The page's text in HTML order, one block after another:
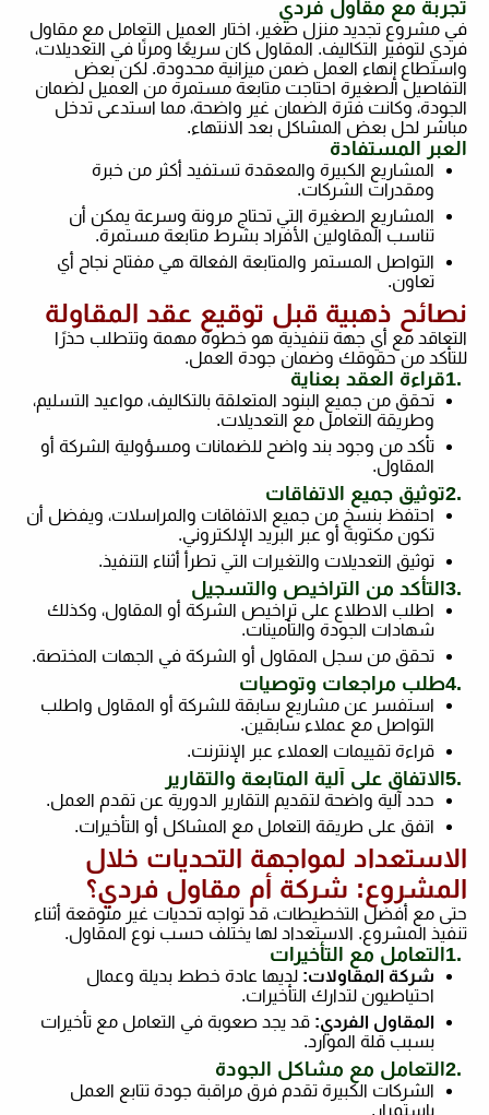
تجربة مع مقاول فردي
في مشروع تجديد منزل صغير، اختار العميل التعامل مع مقاول
فردي لتوفير التكاليف. المقاول كان سريعًا ومرنًا في التعديلات،
واستطاع إنهاء العمل ضمن ميزانية محدودة. لكن بعض
التفاصيل الصغيرة احتاجت متابعة مستمرة من العميل لضمان
الجودة، وكانت فترة الضمان غير واضحة، مما استدعى تدخل
مباشر لحل بعض المشاكل بعد الانتهاء.
العبر المستفادة
المشاريع الكبيرة والمعقدة تستفيد أكثر من خبرة
ومقدرات الشركات.
المشاريع الصغيرة التي تحتاج مرونة وسرعة يمكن أن
تناسب المقاولين الأفراد بشرط متابعة مستمرة.
التواصل المستمر والمتابعة الفعالة هي مفتاح نجاح أي
تعاون.
نصائح ذهبية قبل توقيع عقد المقاولة
التعاقد مع أي جهة تنفيذية هو خطوة مهمة وتتطلب حذرًا
للتأكد من حقوقك وضمان جودة العمل.
1.قراءة العقد بعناية
تحقق من جميع البنود المتعلقة بالتكاليف، مواعيد التسليم،
وطريقة التعامل مع التعديلات.
تأكد من وجود بند واضح للضمانات ومسؤولية الشركة أو
المقاول.
2.توثيق جميع الاتفاقات
احتفظ بنسخ من جميع الاتفاقات والمراسلات، ويفضل أن
تكون مكتوبة أو عبر البريد الإلكتروني.
توثيق التعديلات والتغيرات التي تطرأ أثناء التنفيذ.
3.التأكد من التراخيص والتسجيل
اطلب الاطلاع على تراخيص الشركة أو المقاول، وكذلك
شهادات الجودة والتأمينات.
تحقق من سجل المقاول أو الشركة في الجهات المختصة.
4.طلب مراجعات وتوصيات
استفسر عن مشاريع سابقة للشركة أو المقاول واطلب
التواصل مع عملاء سابقين.
قراءة تقييمات العملاء عبر الإنترنت.
5.الاتفاق على آلية المتابعة والتقارير
حدد آلية واضحة لتقديم التقارير الدورية عن تقدم العمل.
اتفق على طريقة التعامل مع المشاكل أو التأخيرات.
الاستعداد لمواجهة التحديات خلال
المشروع: شركة أم مقاول فردي؟
حتى مع أفضل التخطيطات، قد تواجه تحديات غير متوقعة أثناء
تنفيذ المشروع. الاستعداد لها يختلف حسب نوع المقاول.
1.التعامل مع التأخيرات
شركة المقاولات: لديها عادة خطط بديلة وعمال
احتياطيون لتدارك التأخيرات.
المقاول الفردي: قد يجد صعوبة في التعامل مع تأخيرات
بسبب قلة الموارد.
2.التعامل مع مشاكل الجودة
الشركات الكبيرة تقدم فرق مراقبة جودة تتابع العمل
باستمرار .